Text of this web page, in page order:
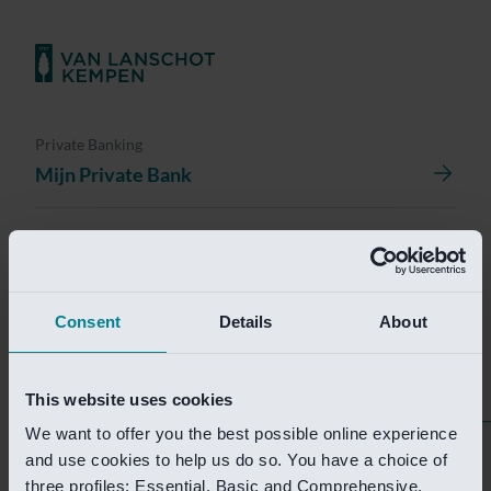
Consent Details About
This website uses cookies
We want to offer you the best possible online experience
and use cookies to help us do so. You have a choice of
three profiles: Essential, Basic and Comprehensive.
Private Banking
Mijn Private Bank
Investment Banking
Van Lanschot Kempen Research
Helaas is deze pagina